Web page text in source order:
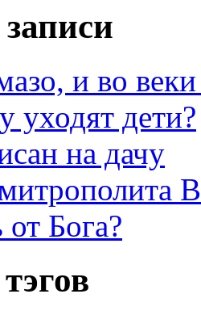
и во веки
уходят дети?
на дачу
от Бога?